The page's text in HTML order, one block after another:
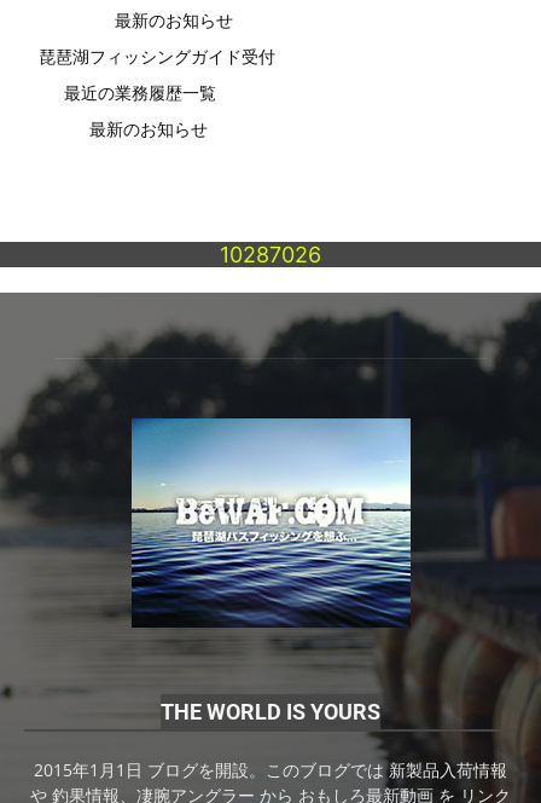
最新のお知らせ
琵琶湖フィッシングガイド受付
最近の業務履歴一覧
最新のお知らせ
10287026
THE WORLD IS YOURS
2015年1月1日 ブログを開設。このブログでは 新製品入荷情報
や 釣果情報、凄腕アングラー から おもしろ最新動画 を リンク